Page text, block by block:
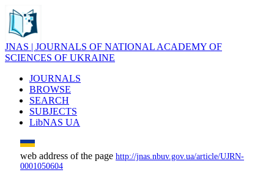
JNAS | JOURNALS OF NATIONAL ACADEMY OF
SCIENCES OF UKRAINE
JOURNALS
BROWSE
SEARCH
SUBJECTS
LibNAS UA
web address of the page http://jnas.nbuv.gov.ua/article/UJRN-
0001050604